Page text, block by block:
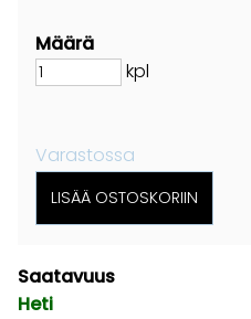
Määrä
kpl
Varastossa
Saatavuus
Heti